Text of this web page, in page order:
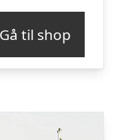
Gå til shop